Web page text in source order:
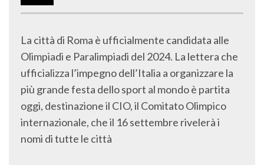
La città di Roma è ufficialmente candidata alle
Olimpiadi e Paralimpiadi del 2024. La lettera che
ufficializza l’impegno dell’Italia a organizzare la
più grande festa dello sport al mondo è partita
oggi, destinazione il CIO, il Comitato Olimpico
internazionale, che il 16 settembre rivelerà i
nomi di tutte le città